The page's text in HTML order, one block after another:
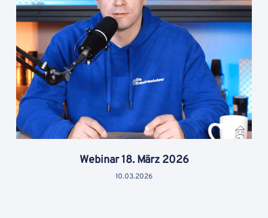
Webinar 18. März 2026
10.03.2026